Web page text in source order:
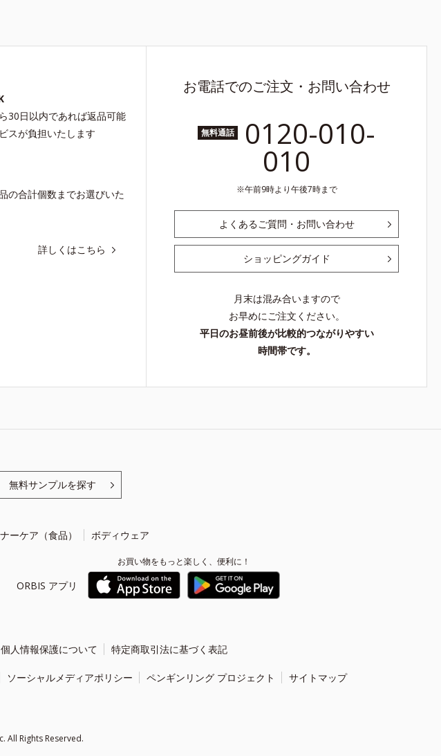
30日以内であれば返品可能
スが負担いたします
の合計個数までお選びいた
詳しくはこちら
お電話でのご注文・お問い合わせ
無料通話 0120-010-
010
午前9時より午後7時まで
よくあるご質問・お問い合わせ
ショッピングガイド
月末は混み合いますので
お早めにご注文ください。
平日のお昼前後が比較的つながりやすい
時間帯です。
無料サンプルを探す
ーケア（食品） ボディウェア
ORBIS アプリ
お買い物をもっと楽しく、便利に！
個人情報保護について 特定商取引法に基づく表記
ソーシャルメディアポリシー ペンギンリング プロジェクト サイトマップ
All Rights Reserved.